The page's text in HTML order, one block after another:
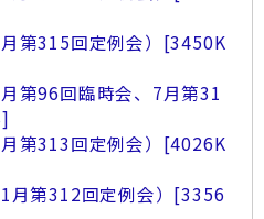
第315回定例会） [3450K
第96回臨時会、7月第31
第313回定例会） [4026K
第312回定例会） [3356